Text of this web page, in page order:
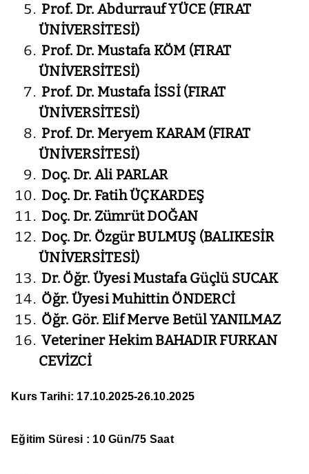
Prof. Dr. Abdurrauf YÜCE (FIRAT
ÜNİVERSİTESİ)
Prof. Dr. Mustafa KÖM (FIRAT
ÜNİVERSİTESİ)
Prof. Dr. Mustafa İSSİ (FIRAT
ÜNİVERSİTESİ)
Prof. Dr. Meryem KARAM (FIRAT
ÜNİVERSİTESİ)
Doç. Dr. Ali PARLAR
Doç. Dr. Fatih ÜÇKARDEŞ
Doç. Dr. Zümrüt DOĞAN
Doç. Dr. Özgür BULMUŞ (BALIKESİR
ÜNİVERSİTESİ)
Dr. Öğr. Üyesi Mustafa Güçlü SUCAK
Öğr. Üyesi Muhittin ÖNDERCİ
Öğr. Gör. Elif Merve Betül YANILMAZ
Veteriner Hekim BAHADIR FURKAN
CEVİZCİ
Kurs Tarihi: 17.10.2025-26.10.2025
Eğitim Süresi : 10 Gün/75 Saat